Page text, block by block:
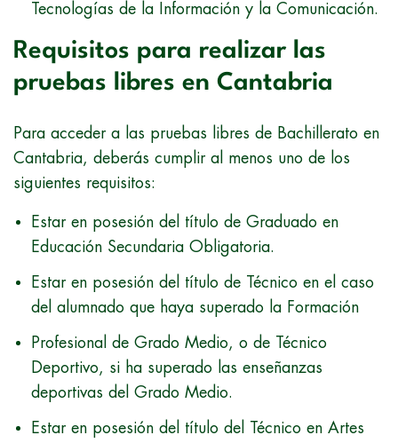
Tecnologías de la Información y la Comunicación.
Requisitos para realizar las
pruebas libres en Cantabria
Para acceder a las pruebas libres de Bachillerato en
Cantabria, deberás cumplir al menos uno de los
siguientes requisitos:
Estar en posesión del título de Graduado en
Educación Secundaria Obligatoria.
Estar en posesión del título de Técnico en el caso
del alumnado que haya superado la Formación
Profesional de Grado Medio, o de Técnico
Deportivo, si ha superado las enseñanzas
deportivas del Grado Medio.
Estar en posesión del título del Técnico en Artes